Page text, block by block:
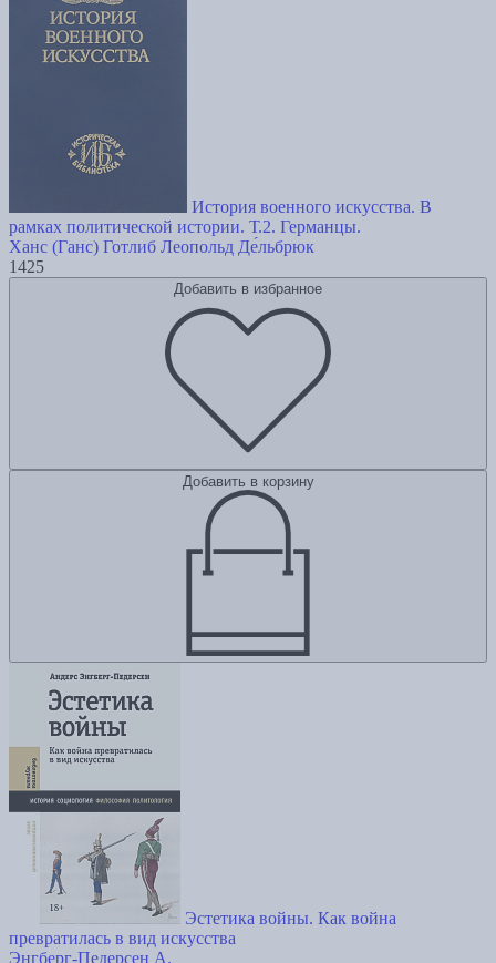
История военного искусства. В
рамках политической истории. Т.2. Германцы.
Ханс (Ганс) Готлиб Леопольд Де́льбрюк
1425
Добавить в избранное
Добавить в корзину
Эстетика войны. Как война
превратилась в вид искусства
Энгберг-Педерсен А.